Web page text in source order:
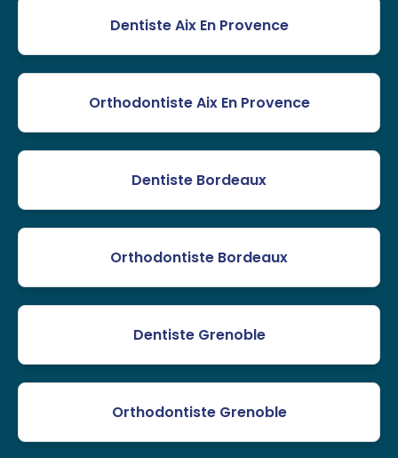
Dentiste Aix En Provence
Orthodontiste Aix En Provence
Dentiste Bordeaux
Orthodontiste Bordeaux
Dentiste Grenoble
Orthodontiste Grenoble